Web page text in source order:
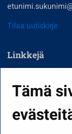
Tämä
Tilaa uutiskirje
Linkkejä
Kasvatus ja
Kulttuuri ja liikunta